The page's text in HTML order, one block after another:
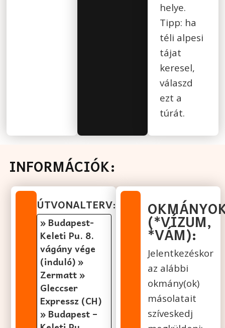
helye.
Tipp: ha
téli alpesi
tájat
keresel,
válaszd
ezt a
túrát.
INFORMÁCIÓK:​
ÚTVONALTERV:
» Budapest-
Keleti Pu. 8.
vágány vége
(induló) »
Zermatt »
Gleccser
Expressz (CH)
» Budapest –
(*VÍZUM,
*VÁM):
Jelentkezéskor
az alábbi
okmány(ok)
másolatait
szíveskedj